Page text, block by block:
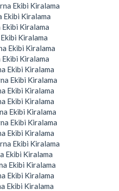
Ekibi Kiralama
Ekibi Kiralama
Kiralama
Kiralama
Ekibi Kiralama
Kiralama
Ekibi Kiralama
Ekibi Kiralama
Ekibi Kiralama
Ekibi Kiralama
Ekibi Kiralama
Ekibi Kiralama
Ekibi Kiralama
Ekibi Kiralama
Ekibi Kiralama
Ekibi Kiralama
Ekibi Kiralama
Ekibi Kiralama